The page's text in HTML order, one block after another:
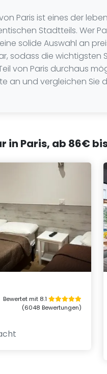
von Paris ist eines der
Stadtteils. Wer
solide Auswahl an
sodass die
von Paris durchaus
an und vergleichen Sie
in Paris, ab 86€
Bewertet mit 8.1
(6048 Bewertungen)